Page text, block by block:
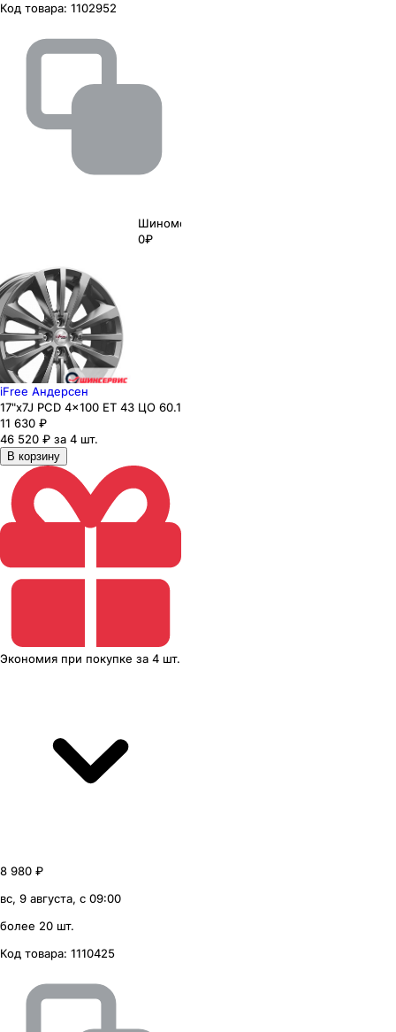
Код товара: 1102952
Шиномонтаж
0₽
iFree Андерсен
17"x7J PCD 4x100 ЕТ 43 ЦО 60.1
11 630 ₽
46 520 ₽ за 4 шт.
В корзину
Экономия при покупке за 4 шт.
8 980 ₽
вс, 9 августа, с 09:00
более 20 шт.
Код товара: 1110425